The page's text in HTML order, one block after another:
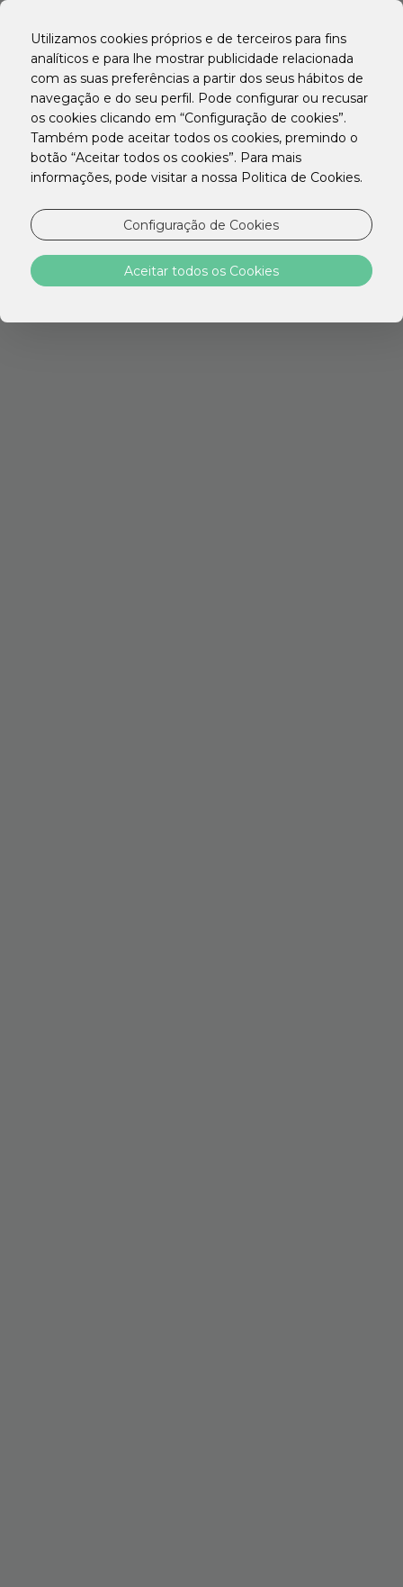
Utilizamos cookies próprios e de terceiros para fins
analíticos e para lhe mostrar publicidade relacionada
com as suas preferências a partir dos seus hábitos de
navegação e do seu perfil. Pode configurar ou recusar
os cookies clicando em “Configuração de cookies”.
Também pode aceitar todos os cookies, premindo o
botão “Aceitar todos os cookies”. Para mais
informações, pode visitar a nossa Politica de Cookies.
Configuração de Cookies
Aceitar todos os Cookies